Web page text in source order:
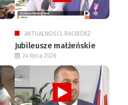
AKTUALNOŚCI, RACIBÓRZ
Jubileusze małżeńskie
24 lipca 2026